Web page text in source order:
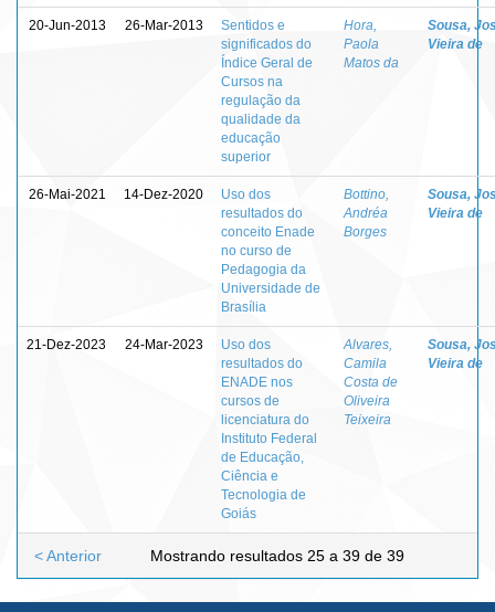
20-Jun-2013 26-Mar-2013
Sentidos e
significados do
Índice Geral de
Cursos na
regulação da
qualidade da
educação
superior
Hora,
Paola
Matos da
Sousa,
Vieira de
26-Mai-2021 14-Dez-2020
Uso dos
resultados do
conceito Enade
no curso de
Pedagogia da
Universidade de
Brasília
Bottino,
Andréa
Borges
Sousa,
Vieira de
21-Dez-2023 24-Mar-2023
Uso dos
resultados do
ENADE nos
cursos de
licenciatura do
Instituto Federal
de Educação,
Ciência e
Tecnologia de
Goiás
Alvares,
Camila
Costa de
Oliveira
Teixeira
Sousa,
Vieira de
Mostrando resultados 25 a 39 de 39
< Anterior